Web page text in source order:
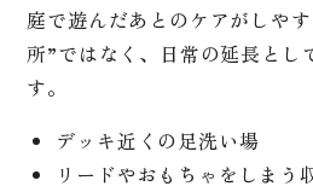
庭で遊んだあとのケアがしや
所”ではなく、日常の延長とし
す。
デッキ近くの足洗い場
リードやおもちゃをしまう